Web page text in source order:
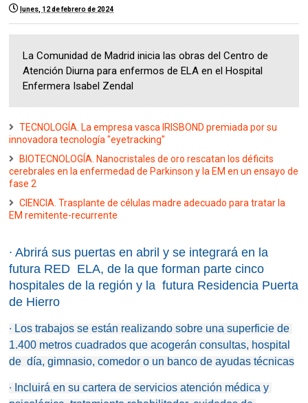
lunes, 12 de febrero de 2024
La Comunidad de Madrid inicia las obras del Centro de
Atención Diurna para enfermos de ELA en el Hospital
Enfermera Isabel Zendal
TECNOLOGÍA. La empresa vasca IRISBOND premiada por su
innovadora tecnología "eyetracking"
BIOTECNOLOGÍA. Nanocristales de oro rescatan los déficits
cerebrales en la enfermedad de Parkinson y la EM en un ensayo de
fase 2
CIENCIA. Trasplante de células madre adecuado para tratar la
EM remitente-recurrente
∙Abrirá sus puertas en abril y se integrará en la
futura RED ELA, de la que forman parte cinco
hospitales de la región y la futura Residencia Puerta
de Hierro
∙ Los trabajos se están realizando sobre una superficie de
1.400 metros cuadrados que acogerán consultas, hospital
de día, gimnasio, comedor o un banco de ayudas técnicas
∙ Incluirá en su cartera de servicios atención médica y